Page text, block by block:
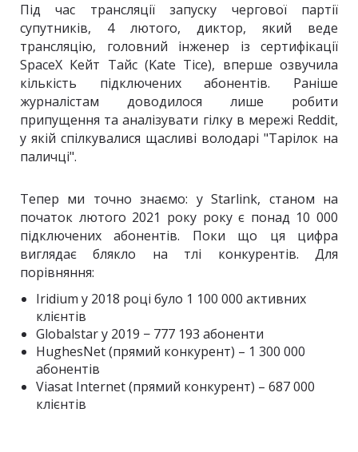
Під час трансляції запуску чергової партії
супутників, 4 лютого, диктор, який веде
трансляцію, головний інженер із сертифікації
SpaceX Кейт Тайс (Kate Tice), вперше озвучила
кількість підключених абонентів. Раніше
журналістам доводилося лише робити
припущення та аналізувати гілку в мережі Reddit,
у якій спілкувалися щасливі володарі "Тарілок на
паличці".
Тепер ми точно знаємо: у Starlink, станом на
початок лютого 2021 року року є понад 10 000
підключених абонентів. Поки що ця цифра
виглядає блякло на тлі конкурентів. Для
порівняння:
Iridium у 2018 році було 1 100 000 активних
клієнтів
Globalstar у 2019 − 777 193 абоненти
HughesNet (прямий конкурент) – 1 300 000
абонентів
Viasat Internet (прямий конкурент) – 687 000
клієнтів